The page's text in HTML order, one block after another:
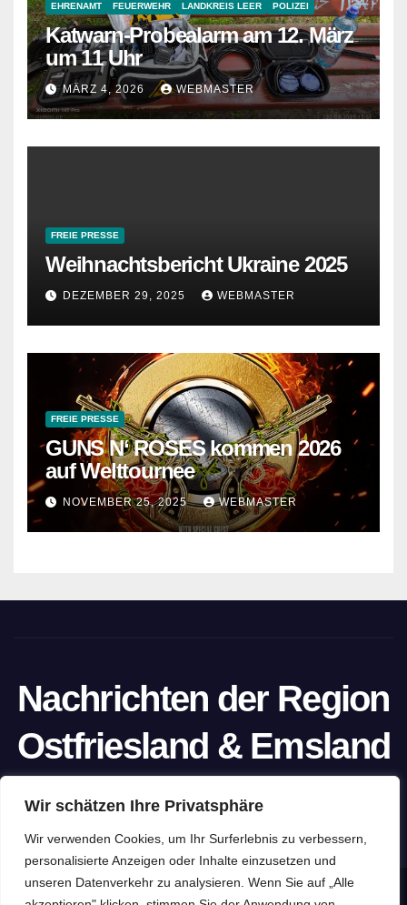
Wir schätzen Ihre Privatsphäre
Wir verwenden Cookies, um Ihr Surferlebnis zu verbessern,
personalisierte Anzeigen oder Inhalte einzusetzen und
unseren Datenverkehr zu analysieren. Wenn Sie auf „Alle
EHRENAMT FEUERWEHR LANDKREIS LEER POLIZEI
Katwarn-Probealarm am 12. März
um 11 Uhr
MÄRZ 4, 2026 WEBMASTER
FREIE PRESSE
Weihnachtsbericht Ukraine 2025
DEZEMBER 29, 2025 WEBMASTER
FREIE PRESSE
GUNS N‘ ROSES kommen 2026
auf Welttournee
NOVEMBER 25, 2025 WEBMASTER
Nachrichten der Region
Ostfriesland & Emsland
Stolz präsentiert von WordPress |Theme: Newspaperex von